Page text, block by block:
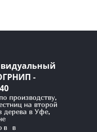
-
производству,
на второй
дерева в Уфе,
в